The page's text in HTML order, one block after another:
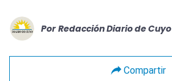
Por Redacción Diario de Cuyo
Compartir